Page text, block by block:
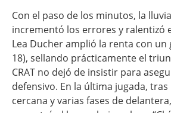
Con el paso de los minutos, la
incrementó los errores y ralentizó
Lea Ducher amplió la renta con un
18), sellando prácticamente el
CRAT no dejó de insistir para
defensivo. En la última jugada,
cercana y varias fases de